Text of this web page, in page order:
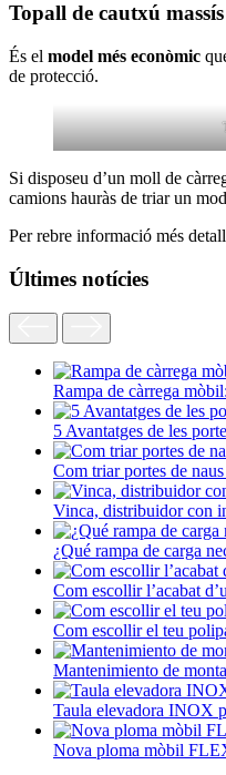
Topall de cautxú
És el model més econòmic
de protecció.
Si disposeu d’un moll de
camions hauràs de triar un
Per rebre informació més
Últimes notícies
Rampa de càrrega
5 Avantatges de les
Com triar portes de
Vinca, distribuidor con
¿Qué rampa de carga
Com escollir l’acabat
Com escollir el teu
Mantenimiento de
Taula elevadora INOX
Nova ploma mòbil